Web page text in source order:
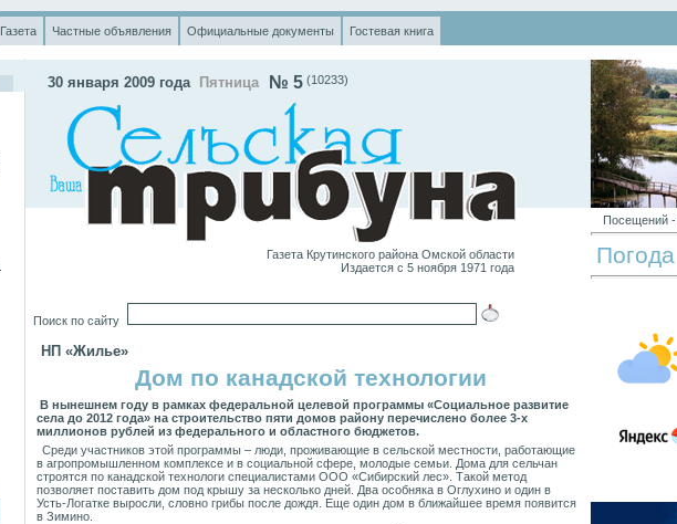
Газета Частные объявления Официальные документы
Гостевая книга
30 января 2009 года Пятница № 5 (10233)
Газета Крутинского района Омской области
Издается с 5 ноября 1971 года
Поиск по сайту
НП «Жилье»
Дом по канадской технологии
В нынешнем году в рамках федеральной целевой программы «Социальное развитие
села до 2012 года» на строительство пяти домов району перечислено более 3-х
миллионов рублей из федерального и областного бюджетов.
Среди участников этой программы – люди, проживающие в сельской местности, работающие
в агропромышленном комплексе и в социальной сфере, молодые семьи. Дома для сельчан
строятся по канадской технологи специалистами ООО «Сибирский лес». Такой метод
позволяет поставить дом под крышу за несколько дней. Два особняка в Оглухино и один в
Усть-Логатке выросли, словно грибы после дождя. Еще один дом в ближайшее время появится
в Зимино.
Посещений -
Погода